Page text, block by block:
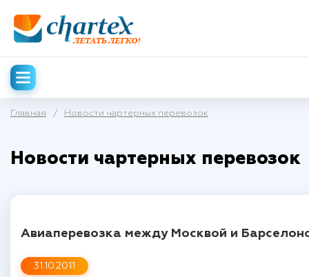
Главная / Новости чартерных перевозок
Новости чартерных перевозок
31.10.2011
Авиаперевозка между Москвой и